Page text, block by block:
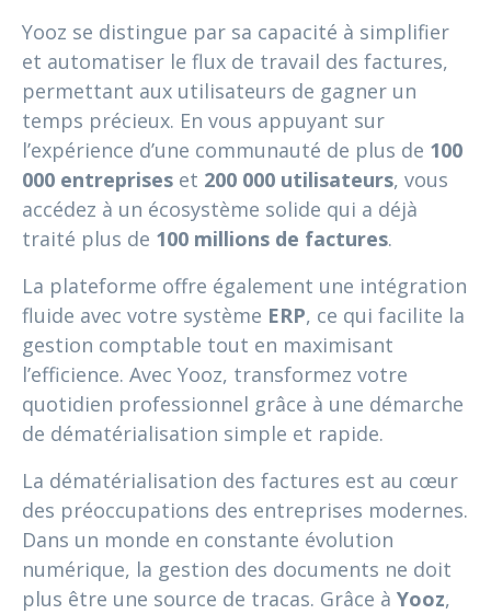
Yooz se distingue par sa capacité à simplifier
et automatiser le flux de travail des factures,
permettant aux utilisateurs de gagner un
temps précieux. En vous appuyant sur
l’expérience d’une communauté de plus de 100
000 entreprises et 200 000 utilisateurs, vous
accédez à un écosystème solide qui a déjà
traité plus de 100 millions de factures.
La plateforme offre également une intégration
fluide avec votre système ERP, ce qui facilite la
gestion comptable tout en maximisant
l’efficience. Avec Yooz, transformez votre
quotidien professionnel grâce à une démarche
de dématérialisation simple et rapide.
La dématérialisation des factures est au cœur
des préoccupations des entreprises modernes.
Dans un monde en constante évolution
numérique, la gestion des documents ne doit
plus être une source de tracas. Grâce à Yooz,